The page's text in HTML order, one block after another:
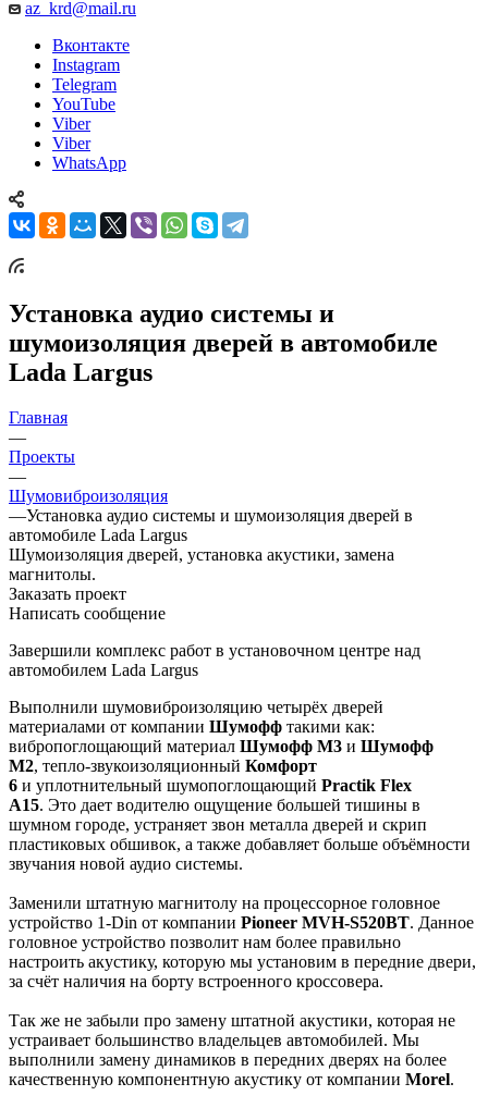
az_krd@mail.ru
Вконтакте
Instagram
Telegram
YouTube
Viber
Viber
WhatsApp
Установка аудио системы и
шумоизоляция дверей в автомобиле
Lada Largus
Главная
—
Проекты
—
Шумовиброизоляция
—Установка аудио системы и шумоизоляция дверей в
автомобиле Lada Largus
Шумоизоляция дверей, установка акустики, замена
магнитолы.
Заказать проект
Написать сообщение
Завершили комплекс работ в установочном центре над
автомобилем Lada Largus
Выполнили шумовиброизоляцию четырёх дверей
материалами от компании Шумофф такими как:
вибропоглощающий материал Шумофф М3 и Шумофф
М2, тепло-звукоизоляционный Комфорт
6 и уплотнительный шумопоглощающий Practik Flex
A15. Это дает водителю ощущение большей тишины в
шумном городе, устраняет звон металла дверей и скрип
пластиковых обшивок, а также добавляет больше объёмности
звучания новой аудио системы.
Заменили штатную магнитолу на процессорное головное
устройство 1-Din от компании Pioneer MVH-S520BT. Данное
головное устройство позволит нам более правильно
настроить акустику, которую мы установим в передние двери,
за счёт наличия на борту встроенного кроссовера.
Так же не забыли про замену штатной акустики, которая не
устраивает большинство владельцев автомобилей. Мы
выполнили замену динамиков в передних дверях на более
качественную компонентную акустику от компании Morel.